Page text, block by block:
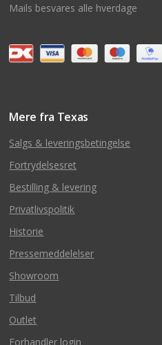
Mails besvares alle hverdage
Mere fra Texas
Salgs & leveringsbetingelse
Fortrydelsesret
Bestilling & levering
Privatlivspolitik
Historie
Pressemeddelelser
Showroom
Tilbud
Outlet
Forhandler login